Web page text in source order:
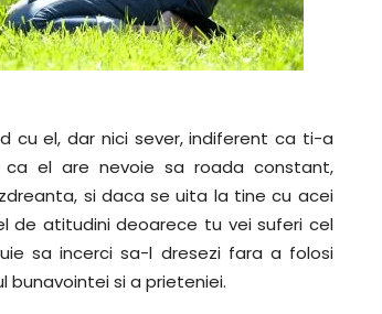
cu el, dar nici sever, indiferent ca ti-a
el are nevoie sa roada constant,
si daca se uita la tine cu acei
de atitudini deoarece tu vei suferi cel
sa incerci sa-l dresezi fara a folosi
bunavointei si a prieteniei.